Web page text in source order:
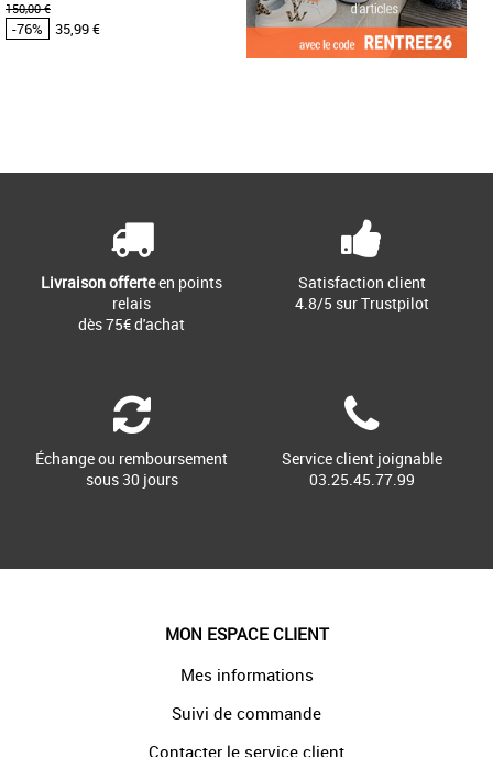
150,00 €
-76% 35,99 €
Livraison offerteen points
relais
dès 75€ d'achat
Satisfaction client
4.8/5 sur Trustpilot
Échange ou remboursement
sous 30 jours
Service client joignable
03.25.45.77.99
MON ESPACE CLIENT
Mes informations
Suivi de commande
Contacter le service client